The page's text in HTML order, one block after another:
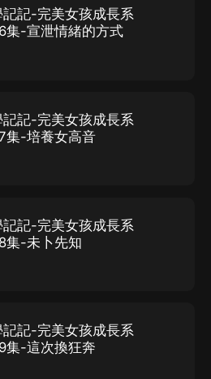
記-完美女孩成長系
集-宣泄情緒的方式
記-完美女孩成長系
集-培養女高音
記-完美女孩成長系
集-未卜先知
記-完美女孩成長系
集-這次換狂奔